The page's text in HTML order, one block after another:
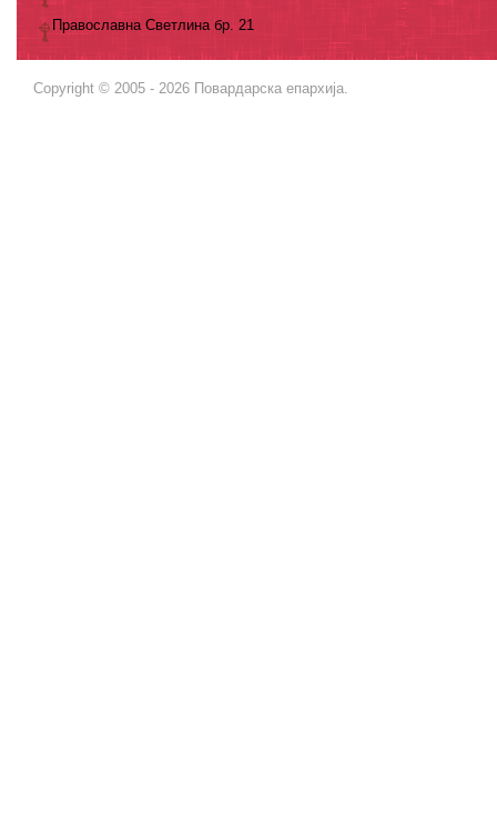
Православна Светлина бр. 21
Copyright © 2005 - 2026 Повардарска епархија.